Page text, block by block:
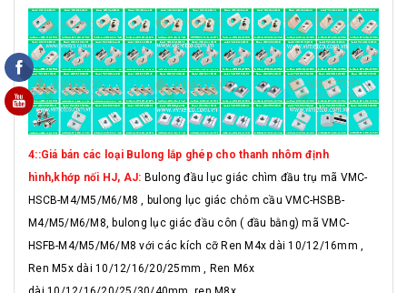
4::Giá bán các loại Bulong lắp ghép cho thanh nhôm định
hình,khớp nối HJ, AJ: Bulong đầu lục giác chìm đầu trụ mã VMC-
HSCB-M4/M5/M6/M8 , bulong lục giác chỏm cầu VMC-HSBB-
M4/M5/M6/M8, bulong lục giác đầu côn ( đầu bằng) mã VMC-
HSFB-M4/M5/M6/M8 với các kích cỡ Ren M4x dài 10/12/16mm ,
Ren M5x dài 10/12/16/20/25mm , Ren M6x